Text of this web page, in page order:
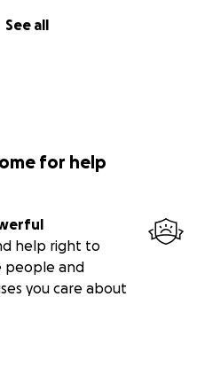
See all
for help
help right to
people and
you care about